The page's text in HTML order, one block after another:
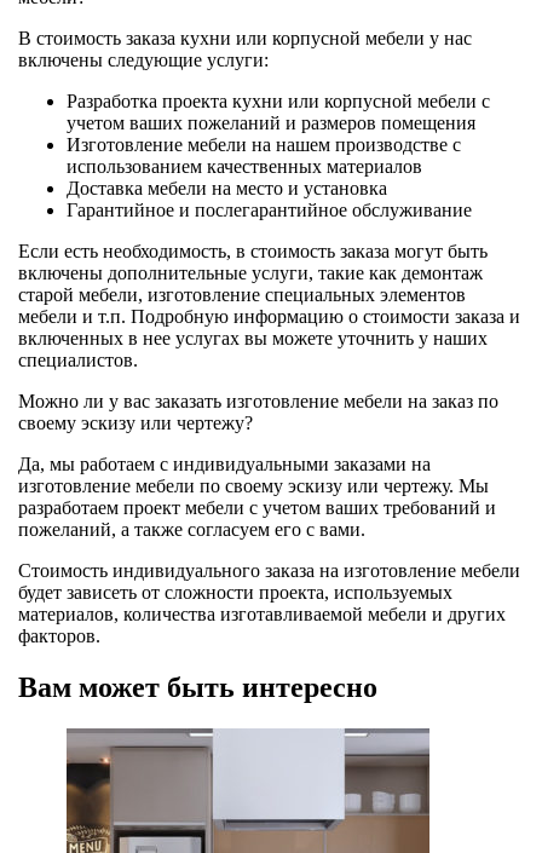
В стоимость заказа кухни или корпусной мебели у нас
включены следующие услуги:
Разработка проекта кухни или корпусной мебели с
учетом ваших пожеланий и размеров помещения
Изготовление мебели на нашем производстве с
использованием качественных материалов
Доставка мебели на место и установка
Гарантийное и послегарантийное обслуживание
Если есть необходимость, в стоимость заказа могут быть
включены дополнительные услуги, такие как демонтаж
старой мебели, изготовление специальных элементов
мебели и т.п. Подробную информацию о стоимости заказа и
включенных в нее услугах вы можете уточнить у наших
специалистов.
Можно ли у вас заказать изготовление мебели на заказ по
своему эскизу или чертежу?
Да, мы работаем с индивидуальными заказами на
изготовление мебели по своему эскизу или чертежу. Мы
разработаем проект мебели с учетом ваших требований и
пожеланий, а также согласуем его с вами.
Стоимость индивидуального заказа на изготовление мебели
будет зависеть от сложности проекта, используемых
материалов, количества изготавливаемой мебели и других
факторов.
Вам может быть интересно